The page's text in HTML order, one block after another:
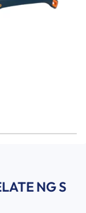
NG S